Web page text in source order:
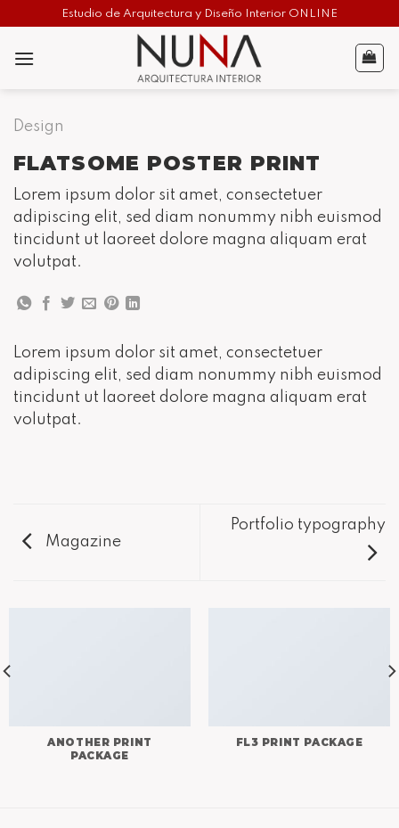
content
Estudio de Arquitectura y Diseño Interior ONLINE
Design
FLATSOME POSTER PRINT
Lorem ipsum dolor sit amet, consectetuer
adipiscing elit, sed diam nonummy nibh euismod
tincidunt ut laoreet dolore magna aliquam erat
volutpat.
Lorem ipsum dolor sit amet, consectetuer
adipiscing elit, sed diam nonummy nibh euismod
tincidunt ut laoreet dolore magna aliquam erat
volutpat.
Magazine
Portfolio typography
ANOTHER PRINT
PACKAGE
FL3 PRINT PACKAGE